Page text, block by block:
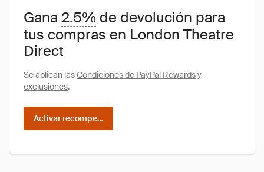
Gana2.5% de devolución para
tus compras en London Theatre
Direct
Se aplican lasCondiciones de PayPal Rewardsy
exclusiones.
Activar recompensas